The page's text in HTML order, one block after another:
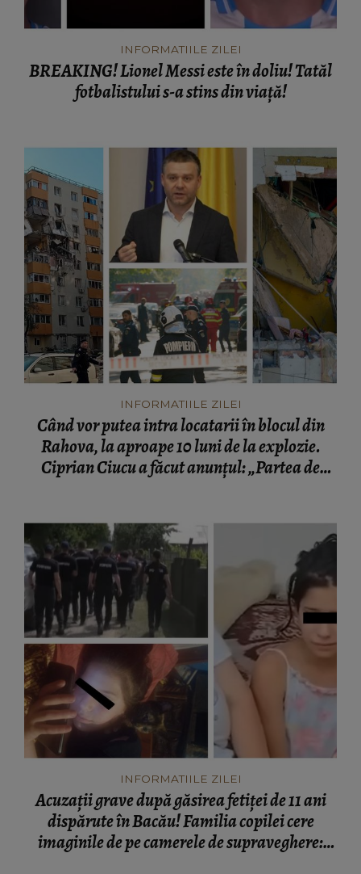
INFORMATIILE ZILEI
BREAKING! Lionel Messi este în doliu! Tatăl
fotbalistului s-a stins din viață!
INFORMATIILE ZILEI
Când vor putea intra locatarii în blocul din
Rahova, la aproape 10 luni de la explozie.
Ciprian Ciucu a făcut anunțul: „Partea de
INFORMATIILE ZILEI
Acuzații grave după găsirea fetiței de 11 ani
dispărute în Bacău! Familia copilei cere
imaginile de pe camerele de supraveghere: